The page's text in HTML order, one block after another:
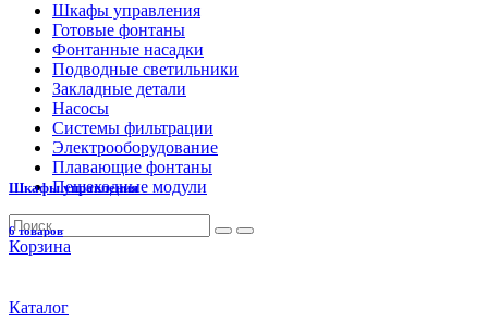
Шкафы управления
Готовые фонтаны
Фонтанные насадки
Подводные светильники
Закладные детали
Насосы
Системы фильтрации
Электрооборудование
Плавающие фонтаны
Пешеходные модули
Корзина
Каталог
Шкафы управления
6 товаров